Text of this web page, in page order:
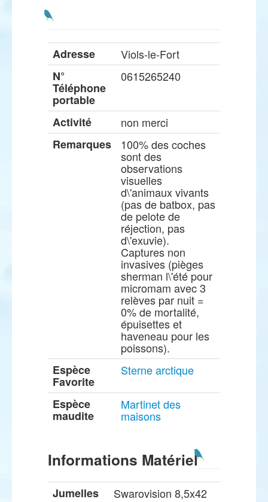
Adresse
Viols-le-Fort
N°
Téléphone
portable
0615265240
Activité
non merci
Remarques
100% des coches
sont des
observations
visuelles
d\'animaux vivants
(pas de batbox, pas
de pelote de
réjection, pas
d\'exuvie).
Captures non
invasives (pièges
sherman l\'été pour
micromam avec 3
relèves par nuit =
0% de mortalité,
épuisettes et
haveneau pour les
poissons).
Espèce
Favorite
Sterne arctique
Espèce
maudite
Martinet des
maisons
Informations Matériel
Jumelles Swarovision 8,5x42